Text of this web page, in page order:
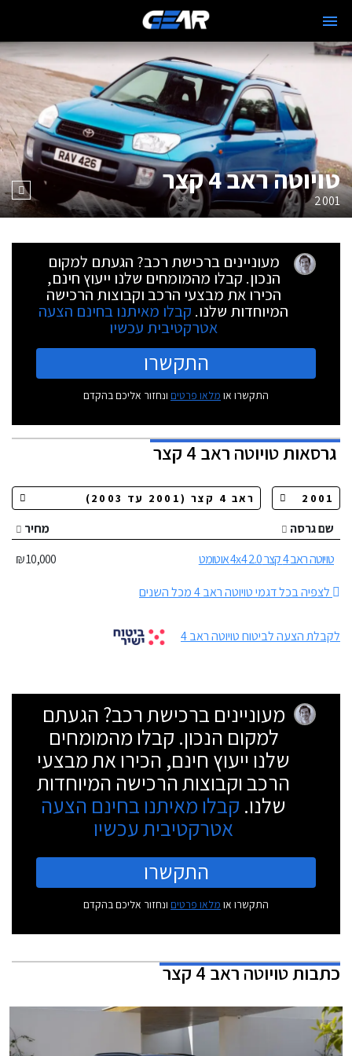
טויוטה ראב 4 קצר
2001
מעוניינים ברכישת רכב? הגעתם למקום
הנכון. קבלו מהמומחים שלנו ייעוץ חינם,
הכירו את מבצעי הרכב וקבוצות הרכישה
המיוחדות שלנו. קבלו מאיתנו בחינם הצעה
אטרקטיבית עכשיו
התקשרו
התקשרו או מלאו פרטים ונחזור אליכם בהקדם
גרסאותטויוטה ראב 4 קצר
שם גרסה
מחיר
טויוטה ראב 4 קצר 2.0 4x4 אוטומט
10,000 ₪
לצפיה בכל דגמי טויוטה ראב 4 מכל השנים
לקבלת הצעה לביטוח טויוטה ראב 4
מעוניינים ברכישת רכב? הגעתם
למקום הנכון. קבלו מהמומחים
שלנו ייעוץ חינם, הכירו את מבצעי
הרכב וקבוצות הרכישה המיוחדות
שלנו. קבלו מאיתנו בחינם הצעה
אטרקטיבית עכשיו
התקשרו
התקשרו או מלאו פרטים ונחזור אליכם בהקדם
כתבותטויוטה ראב 4 קצר